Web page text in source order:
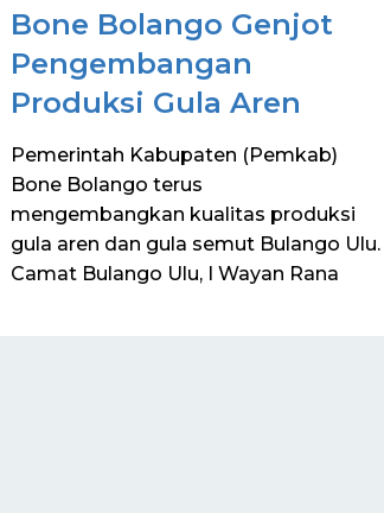
Bone Bolango Genjot
Pengembangan
Produksi Gula Aren
Pemerintah Kabupaten (Pemkab)
Bone Bolango terus
mengembangkan kualitas produksi
gula aren dan gula semut Bulango Ulu.
Camat Bulango Ulu, I Wayan Rana